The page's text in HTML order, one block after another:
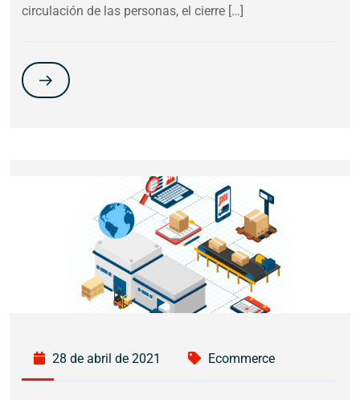
circulación de las personas, el cierre […]
28 de abril de 2021 Ecommerce